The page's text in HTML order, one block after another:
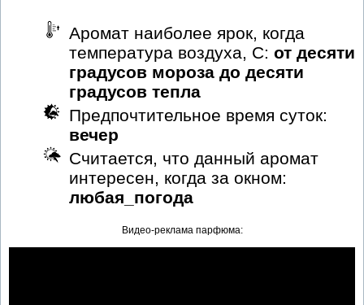
Аромат наиболее ярок, когда
температура воздуха, С: от десяти
градусов мороза до десяти
градусов тепла
Предпочтительное время суток:
вечер
Считается, что данный аромат
интересен, когда за окном:
любая_погода
Видео-реклама парфюма: